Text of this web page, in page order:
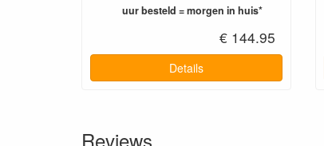
uur besteld = morgen in huis*
€ 144.95
Details
Reviews